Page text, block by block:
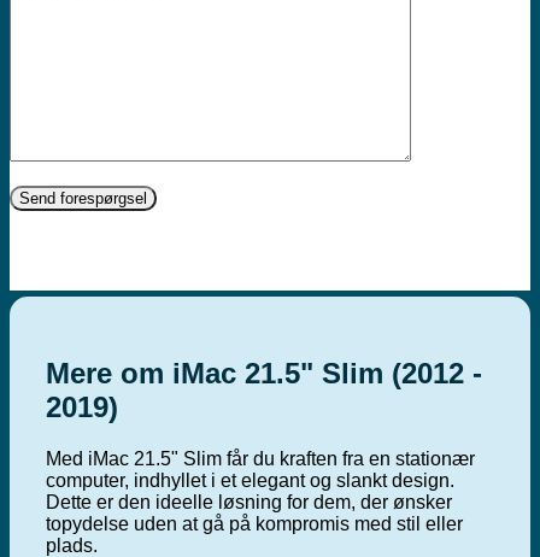
Mere om iMac 21.5" Slim (2012 -
2019)
Med iMac 21.5" Slim får du kraften fra en stationær
computer, indhyllet i et elegant og slankt design.
Dette er den ideelle løsning for dem, der ønsker
topydelse uden at gå på kompromis med stil eller
plads.